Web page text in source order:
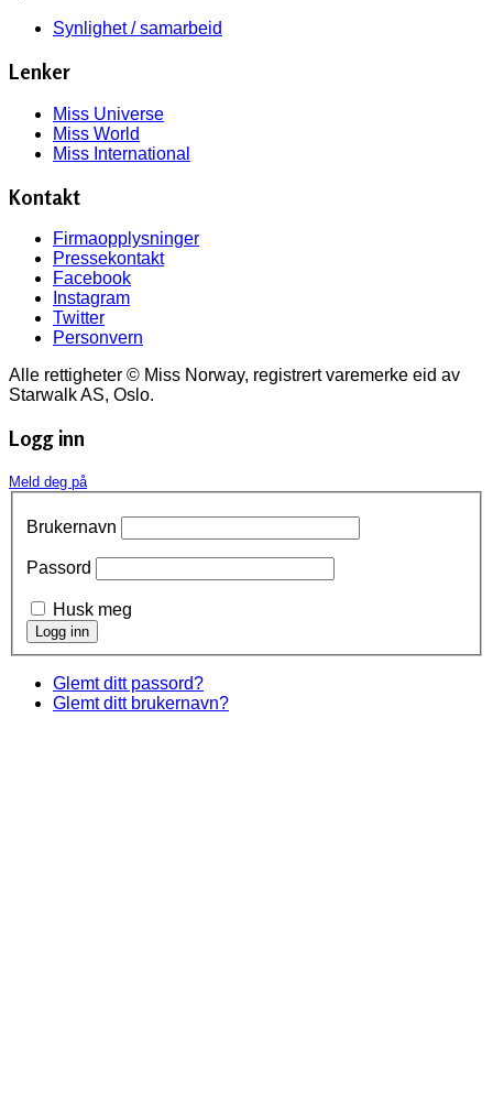
Synlighet / samarbeid
Lenker
Miss Universe
Miss World
Miss International
Kontakt
Firmaopplysninger
Pressekontakt
Facebook
Instagram
Twitter
Personvern
Alle rettigheter © Miss Norway, registrert varemerke eid av
Starwalk AS, Oslo.
Logg inn
Meld deg på
Brukernavn
Passord
Husk meg
Glemt ditt passord?
Glemt ditt brukernavn?